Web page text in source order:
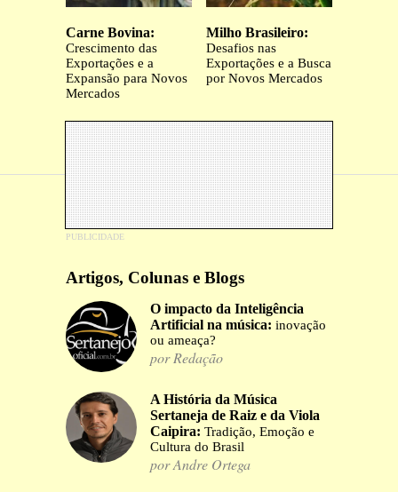
Carne Bovina:
Crescimento das
Exportações e a
Expansão para Novos
Mercados
Milho Brasileiro:
Desafios nas
Exportações e a Busca
por Novos Mercados
Artigos, Colunas e Blogs
O impacto da Inteligência
Artificial na música: inovação
ou ameaça?
por Redação
A História da Música
Sertaneja de Raiz e da Viola
Caipira: Tradição, Emoção e
Cultura do Brasil
por Andre Ortega